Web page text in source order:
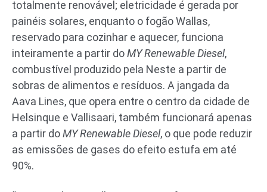
totalmente renovável; eletricidade é gerada por
painéis solares, enquanto o fogão Wallas,
reservado para cozinhar e aquecer, funciona
inteiramente a partir doMY Renewable Diesel,
combustível produzido pela Neste a partir de
sobras de alimentos e resíduos. A jangada da
Aava Lines, que opera entre o centro da cidade de
Helsinque e Vallisaari, também funcionará apenas
a partir doMY Renewable Diesel, o que pode reduzir
as emissões de gases do efeito estufa em até
90%.